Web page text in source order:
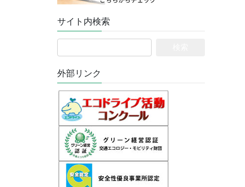
サイト内検索
索:
外部リンク